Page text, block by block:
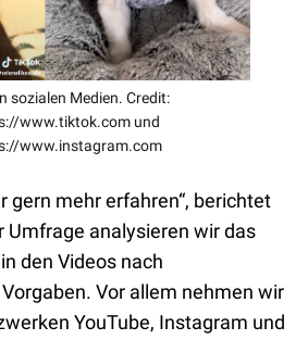
sozialen Medien. Credit:
www.tiktok.com und
www.instagram.com
gern mehr erfahren“, berichtet
Umfrage analysieren wir das
den Videos nach
Vor allem nehmen wir
YouTube, Instagram und